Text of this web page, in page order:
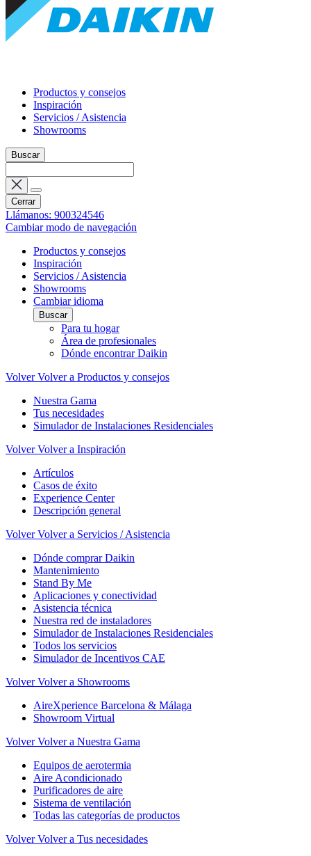
Productos y consejos
Inspiración
Servicios / Asistencia
Showrooms
Buscar
Cerrar
Llámanos: 900324546
Cambiar modo de navegación
Productos y consejos
Inspiración
Servicios / Asistencia
Showrooms
Cambiar idioma
Buscar
Para tu hogar
Área de profesionales
Dónde encontrar Daikin
Volver Volver a Productos y consejos
Nuestra Gama
Tus necesidades
Simulador de Instalaciones Residenciales
Volver Volver a Inspiración
Artículos
Casos de éxito
Experience Center
Descripción general
Volver Volver a Servicios / Asistencia
Dónde comprar Daikin
Mantenimiento
Stand By Me
Aplicaciones y conectividad
Asistencia técnica
Nuestra red de instaladores
Simulador de Instalaciones Residenciales
Todos los servicios
Simulador de Incentivos CAE
Volver Volver a Showrooms
AireXperience Barcelona & Málaga
Showroom Virtual
Volver Volver a Nuestra Gama
Equipos de aerotermia
Aire Acondicionado
Purificadores de aire
Sistema de ventilación
Todas las categorías de productos
Volver Volver a Tus necesidades